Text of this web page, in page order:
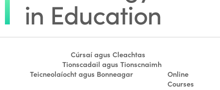
Cúrsaí agus Cleachtas
Tionscadail agus Tionscnaimh
Teicneolaíocht agus Bonneagar
Online
Courses